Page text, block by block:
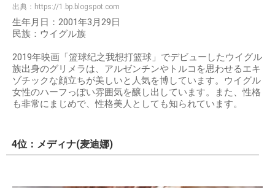
出典： https://1.bp.blogspot.com
生年月日：2001年3月29日
民族：ウイグル族
2019年映画「篮球纪之我想打篮球」でデビューしたウイグル
族出身のグリメラは、アルゼンチンやトルコを思わせるエキ
ゾチックな顔立ちが美しいと人気を博しています。ウイグル
女性のハーフっぽい雰囲気を醸し出しています。また、性格
も非常にまじめで、性格美人としても知られています。
4位：メディナ(麦迪娜)